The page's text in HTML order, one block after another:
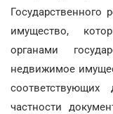
имущество,
органами
недвижимое
соответствующих
частности